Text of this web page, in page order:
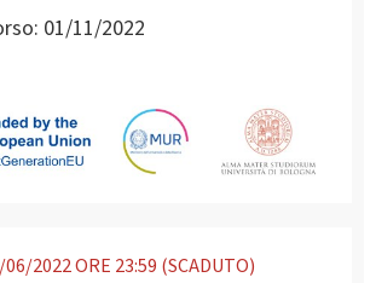
01/11/2022
2022 ORE 23:59 (SCADUTO)